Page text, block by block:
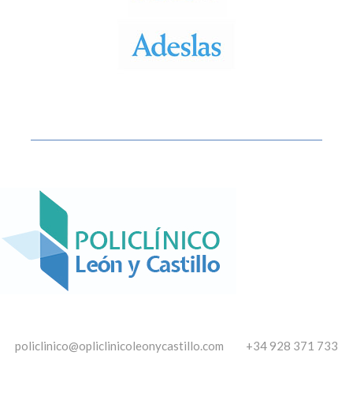
policlinico@opliclinicoleonycastillo.com +34 928 371 733